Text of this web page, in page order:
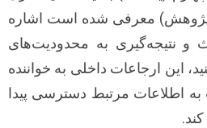
پژوهش) معرفی شده است اشاره
و نتیجه‌گیری به محدودیت‌های
این ارجاعات داخلی به خواننده
اطلاعات مرتبط دسترسی پیدا